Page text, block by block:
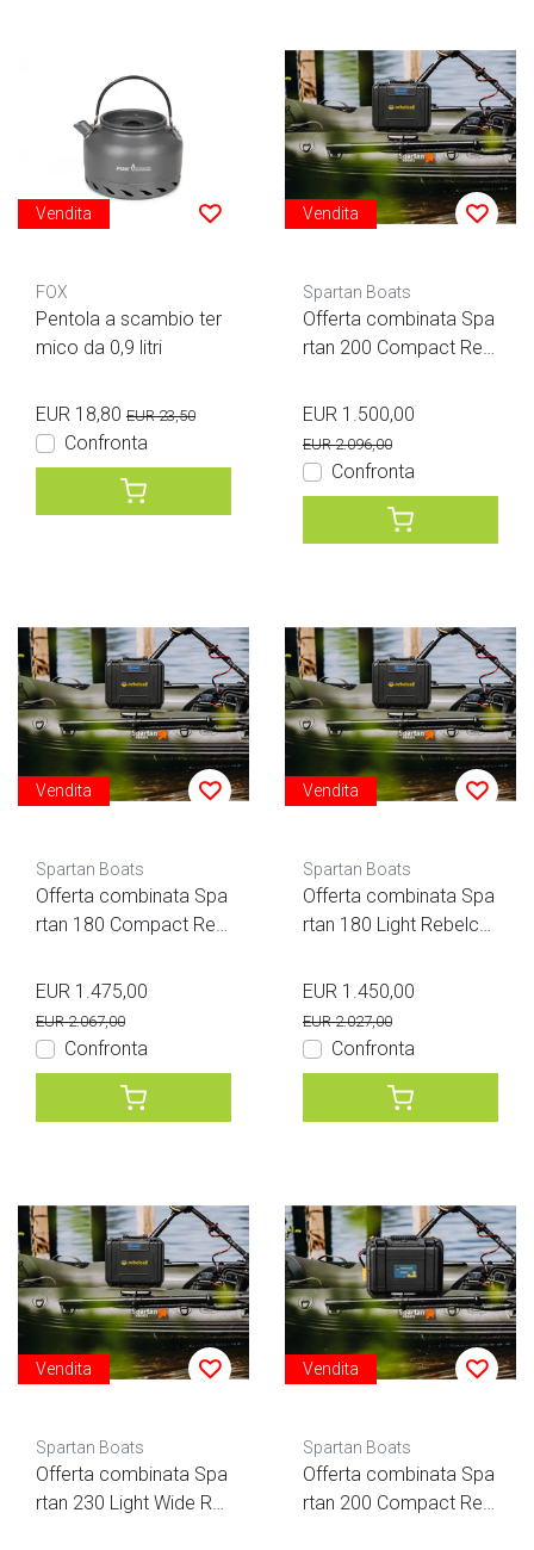
Vendita
FOX
Pentola a scambio ter
mico da 0,9 litri
EUR 18,80 EUR 23,50
Confronta
Vendita
Spartan Boats
Offerta combinata Spa
rtan 200 Compact Reb
EUR 1.500,00
EUR 2.096,00
Confronta
Vendita
Spartan Boats
Offerta combinata Spa
rtan 180 Compact Reb
EUR 1.475,00
EUR 2.067,00
Confronta
Vendita
Spartan Boats
Offerta combinata Spa
rtan 180 Light Rebelcell
EUR 1.450,00
EUR 2.027,00
Confronta
Vendita
Spartan Boats
Offerta combinata Spa
rtan 230 Light Wide Re
Vendita
Spartan Boats
Offerta combinata Spa
rtan 200 Compact Reb